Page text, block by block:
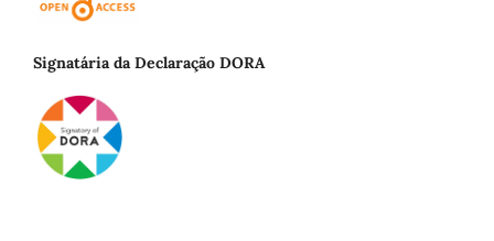
Signatária da Declaração DORA